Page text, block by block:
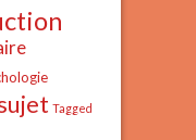
Tagged